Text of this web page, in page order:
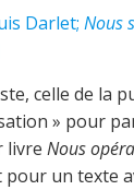
Darlet;Nous
celle de la
» pour
livre Nous
un texte